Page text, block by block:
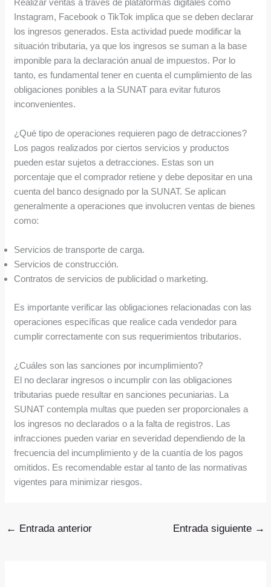
Realizar ventas a través de plataformas digitales como
Instagram, Facebook o TikTok implica que se deben declarar
los ingresos generados. Esta actividad puede modificar la
situación tributaria, ya que los ingresos se suman a la base
imponible para la declaración anual de impuestos. Por lo
tanto, es fundamental tener en cuenta el cumplimiento de las
obligaciones ponibles a la SUNAT para evitar futuros
inconvenientes.
¿Qué tipo de operaciones requieren pago de detracciones?
Los pagos realizados por ciertos servicios y productos
pueden estar sujetos a detracciones. Estas son un
porcentaje que el comprador retiene y debe depositar en una
cuenta del banco designado por la SUNAT. Se aplican
generalmente a operaciones que involucren ventas de bienes
como:
Servicios de transporte de carga.
Servicios de construcción.
Contratos de servicios de publicidad o marketing.
Es importante verificar las obligaciones relacionadas con las
operaciones específicas que realice cada vendedor para
cumplir correctamente con sus requerimientos tributarios.
¿Cuáles son las sanciones por incumplimiento?
El no declarar ingresos o incumplir con las obligaciones
tributarias puede resultar en sanciones pecuniarias. La
SUNAT contempla multas que pueden ser proporcionales a
los ingresos no declarados o a la falta de registros. Las
infracciones pueden variar en severidad dependiendo de la
frecuencia del incumplimiento y de la cuantía de los pagos
omitidos. Es recomendable estar al tanto de las normativas
vigentes para minimizar riesgos.
← Entrada anterior Entrada siguiente →